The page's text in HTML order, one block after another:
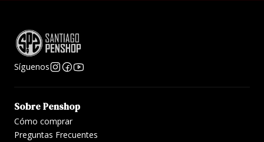
Síguenos
Sobre Penshop
Cómo comprar
Preguntas Frecuentes